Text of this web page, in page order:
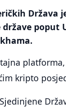
Država
poput
kripto